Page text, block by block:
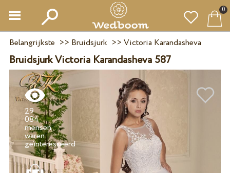
0
Belangrijkste >> Bruidsjurk >> Victoria Karandasheva
Bruidsjurk Victoria Karandasheva 587
29
084
mensen
waren
geïnteresseerd